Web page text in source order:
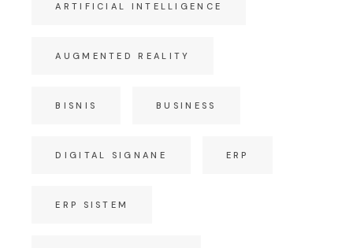
ARTIFICIAL INTELLIGENCE
AUGMENTED REALITY
BISNIS BUSINESS
DIGITAL SIGNANE ERP
ERP SISTEM